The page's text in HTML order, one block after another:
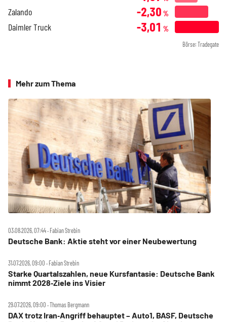
Zalando -2,30 %
Daimler Truck -3,01 %
Börse: Tradegate
Mehr zum Thema
03.08.2026, 07:44 ‧ Fabian Strebin
Deutsche Bank: Aktie steht vor einer Neubewertung
31.07.2026, 09:00 ‧ Fabian Strebin
Starke Quartalszahlen, neue Kursfantasie: Deutsche Bank
nimmt 2028‑Ziele ins Visier
29.07.2026, 09:00 ‧ Thomas Bergmann
DAX trotz Iran‑Angriff behauptet – Auto1, BASF, Deutsche